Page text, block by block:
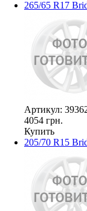
265/65 R17
Артикул:
4054 грн.
Купить
205/70 R15